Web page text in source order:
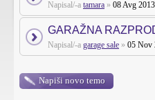
Napisal/-a tamara » 08 Avg
GARAŽNA
Napisal/-a garage sale » 05 Nov
Napiši novo temo